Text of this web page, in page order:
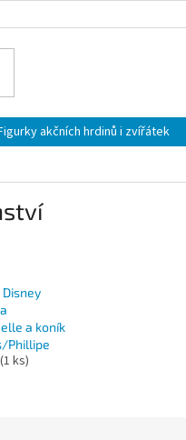
akčních hrdinů i zvířátek
a koník
Phillipe
(1 ks)